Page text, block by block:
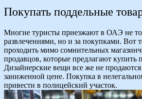
Покупать поддельные
Многие туристы приезжают в ОАЭ не
развлечениями, но и за покупками. Вот
проходить мимо сомнительных
продавцов, которые предлагают купить
Дизайнерские вещи все же не
заниженной цене. Покупка в
привести в полицейский участок.